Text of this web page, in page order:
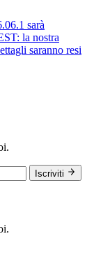
sarà
la nostra
saranno resi
Iscriviti